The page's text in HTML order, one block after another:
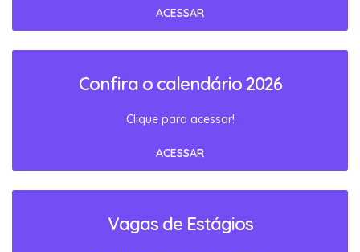
ACESSAR
Confira o calendário 2026
Clique para acessar!
ACESSAR
Vagas de Estágios